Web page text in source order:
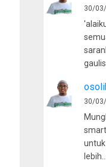
30/
30/
lebih…